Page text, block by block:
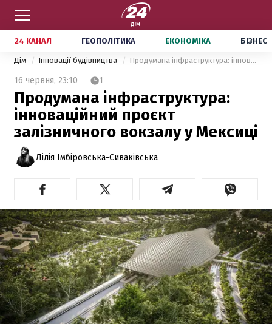
24 КАНАЛ ГЕОПОЛІТИКА ЕКОНОМІКА БІЗНЕС
Дім Інновації будівництва Продумана інфраструктура: інноваційний проєкт залізничного вокзалу у Мексиці
16 червня, 23:10 1
Продумана інфраструктура:
інноваційний проєкт
залізничного вокзалу у Мексиці
Лілія Імбіровська-Сиваківська